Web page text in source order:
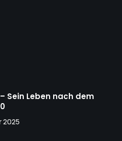
Sein Leben nach dem
2025